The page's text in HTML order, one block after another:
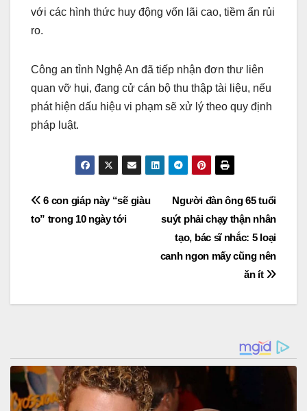
với các hình thức huy động vốn lãi cao, tiềm ẩn rủi
ro.
Công an tỉnh Nghệ An đã tiếp nhận đơn thư liên
quan vỡ hụi, đang cử cán bộ thu thập tài liệu, nếu
phát hiện dấu hiệu vi phạm sẽ xử lý theo quy định
pháp luật.
Post
navigation
Người đàn ông 65 tuổi
suýt phải chạy thận nhân
tạo, bác sĩ nhắc: 5 loại
canh ngon mấy cũng nên
ăn ít
6 con giáp này “sẽ giàu
to” trong 10 ngày tới